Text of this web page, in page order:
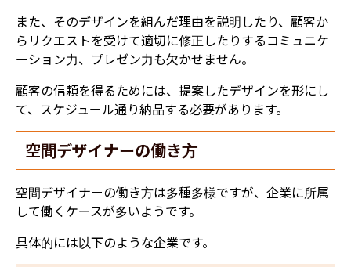
また、そのデザインを組んだ理由を説明したり、顧客か
らリクエストを受けて適切に修正したりするコミュニケ
ーション力、プレゼン力も欠かせません。
顧客の信頼を得るためには、提案したデザインを形にし
て、スケジュール通り納品する必要があります。
空間デザイナーの働き方
空間デザイナーの働き方は多種多様ですが、企業に所属
して働くケースが多いようです。
具体的には以下のような企業です。